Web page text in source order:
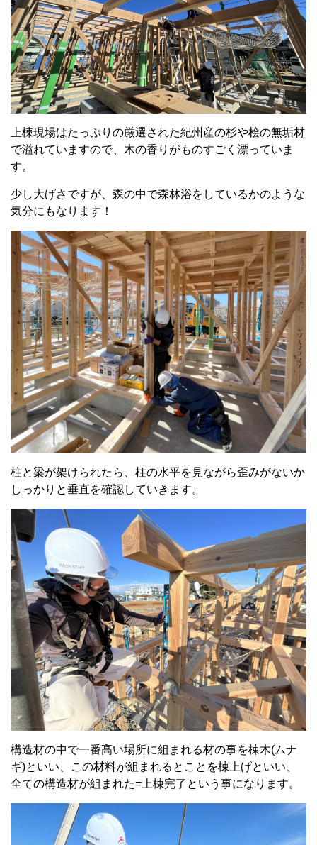
上棟現場はたっぷりの厳選された紀州産の杉や桧の無垢材
で溢れていますので、木の香りがものすごく漂っていま
す。
少し大げさですが、森の中で森林浴をしているかのような
気分にもなります！
柱と梁が架けられたら、柱の水平を見ながら歪みがないか
しっかりと垂直を確認していきます。
構造材の中で一番高い場所に組まれる材の事を棟木(ムナ
ギ)といい、この材料が組まれるとことを棟上げといい、
全ての構造材が組まれた=上棟完了という事になります。